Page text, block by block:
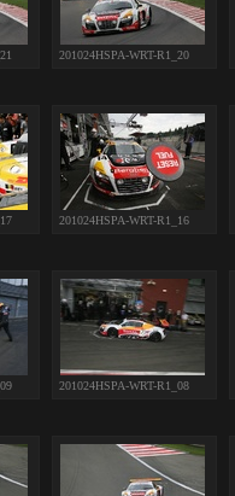
201024HSPA-WRT-R1_20
201024HSPA-WRT-R1_16
201024HSPA-WRT-R1_08